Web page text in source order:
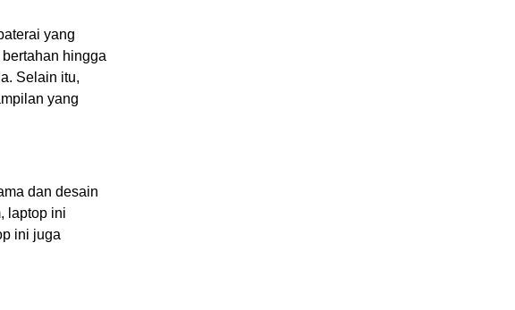
yang
hingga
Selain itu,
yang
dan desain
laptop ini
ini juga